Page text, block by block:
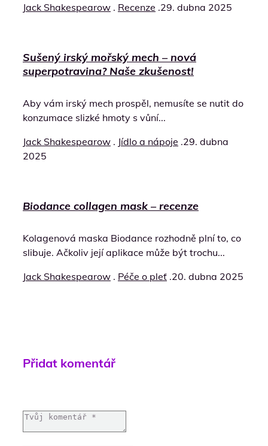
Jack Shakespearow . Recenze .29. dubna 2025
Sušený irský mořský mech – nová
superpotravina? Naše zkušenost!
Aby vám irský mech prospěl, nemusíte se nutit do
konzumace slizké hmoty s vůní...
Jack Shakespearow . Jídlo a nápoje .29. dubna
2025
Biodance collagen mask – recenze
Kolagenová maska Biodance rozhodně plní to, co
slibuje. Ačkoliv její aplikace může být trochu...
Jack Shakespearow . Péče o pleť .20. dubna 2025
Přidat komentář